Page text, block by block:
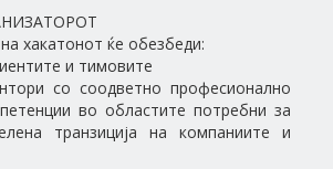
хакатонот ќе обезбеди:
и тимовите
со соодветно професионално
во областите потребни за
транзиција на компаниите и